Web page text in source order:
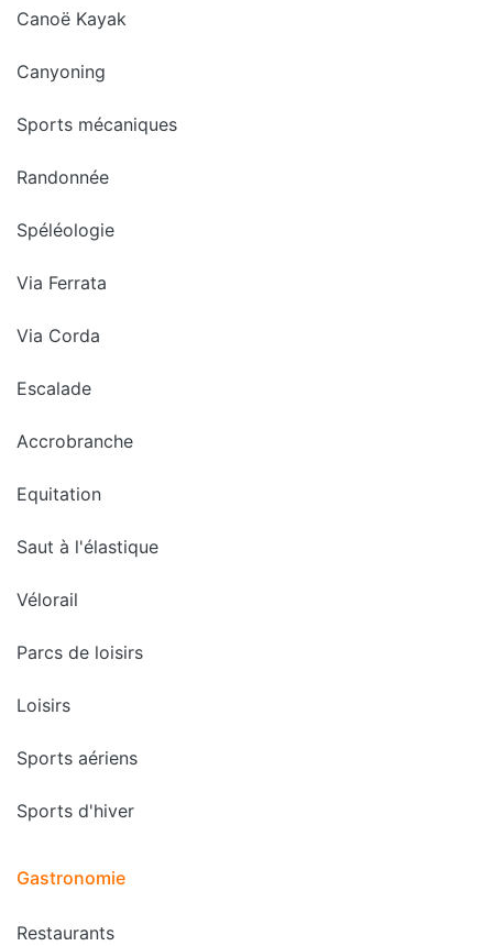
Canoë Kayak
Canyoning
Sports mécaniques
Randonnée
Spéléologie
Via Ferrata
Via Corda
Escalade
Accrobranche
Equitation
Saut à l'élastique
Vélorail
Parcs de loisirs
Loisirs
Sports aériens
Sports d'hiver
Gastronomie
Restaurants